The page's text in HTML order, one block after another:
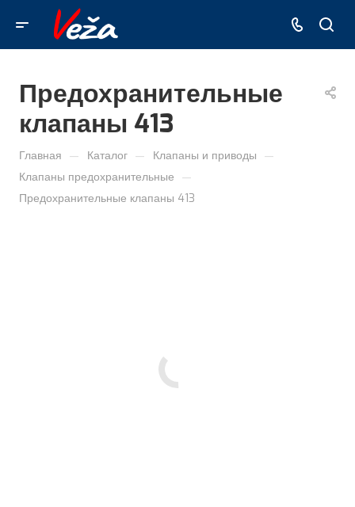
Предохранительные
клапаны 413
Главная — Каталог — Клапаны и приводы —
Клапаны предохранительные —
Предохранительные клапаны 413